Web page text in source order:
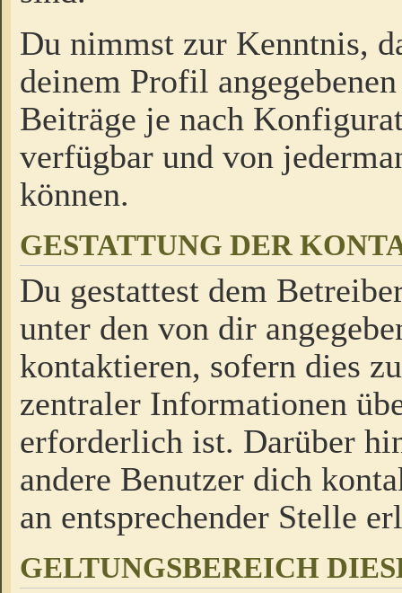
Du nimmst zur Kenntnis,
deinem Profil
Beiträge je nach
verfügbar und von
können.
GESTATTUNG DER
Du gestattest dem
unter den von dir
kontaktieren, sofern dies
zentraler Informationen
erforderlich ist. Darüber
andere Benutzer dich
an entsprechender Stelle
GELTUNGSBEREICH